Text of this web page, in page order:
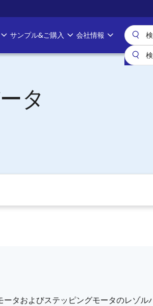
サンプル&ご購入 会社情報
タ
タおよびステッピングモータのレゾ